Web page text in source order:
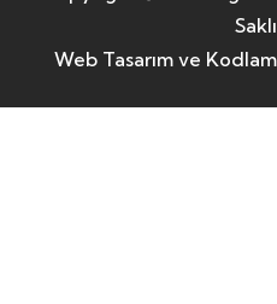
Web Tasarım ve